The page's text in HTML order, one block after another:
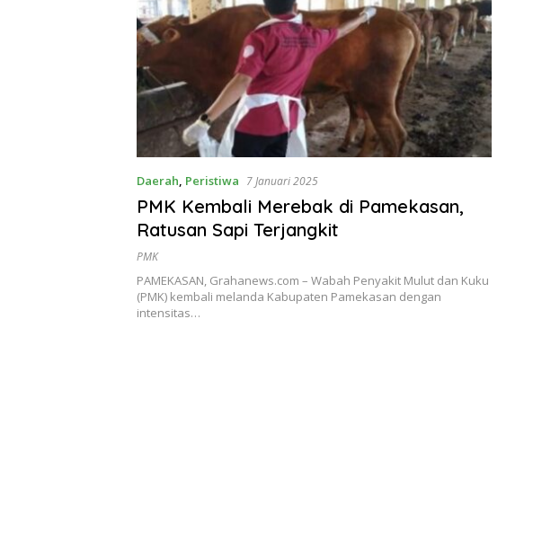
Daerah, Peristiwa 7 Januari 2025
PMK Kembali Merebak di Pamekasan,
Ratusan Sapi Terjangkit
PMK
PAMEKASAN, Grahanews.com – Wabah Penyakit Mulut dan Kuku
(PMK) kembali melanda Kabupaten Pamekasan dengan
intensitas…